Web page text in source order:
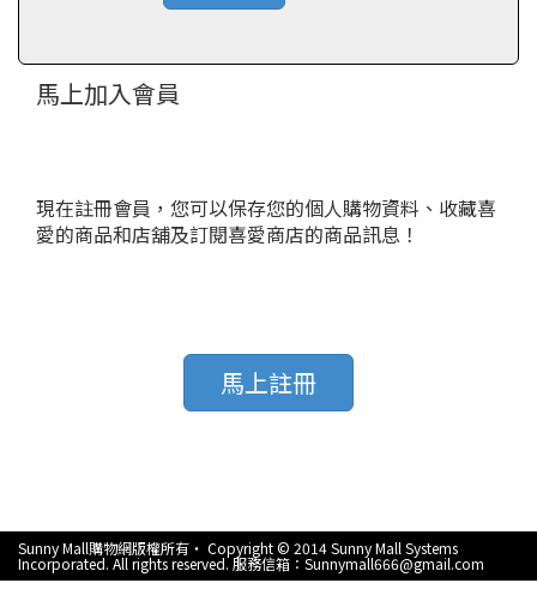
馬上加入會員
現在註冊會員，您可以保存您的個人購物資料、收藏喜
愛的商品和店舖及訂閱喜愛商店的商品訊息！
馬上註冊
Sunny Mall購物網版權所有‧ Copyright © 2014 Sunny Mall Systems
Incorporated. All rights reserved. 服務信箱：Sunnymall666@gmail.com